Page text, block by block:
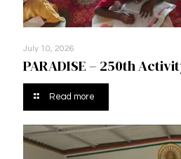
July 10, 2026
PARADISE – 250th
Read more